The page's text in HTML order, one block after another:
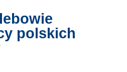
polskich